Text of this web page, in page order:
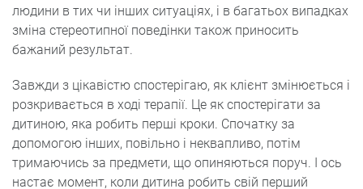
людини в тих чи інших ситуаціях, і в багатьох випадках
зміна стереотипної поведінки також приносить
бажаний результат.
Завжди з цікавістю спостерігаю, як клієнт змінюється і
розкривається в ході терапії. Це як спостерігати за
дитиною, яка робить перші кроки. Спочатку за
допомогою інших, повільно і неквапливо, потім
тримаючись за предмети, що опиняються поруч. І ось
настає момент, коли дитина робить свій перший